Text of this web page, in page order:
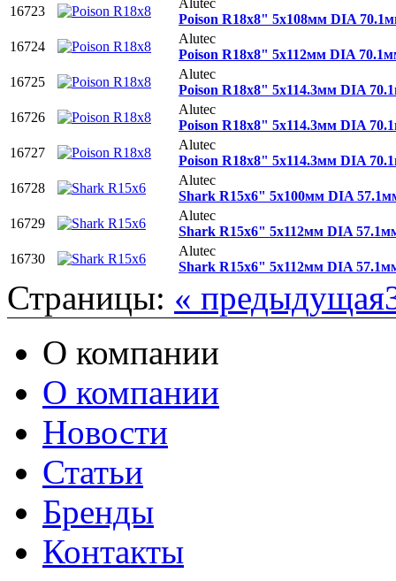
16723
Alutec
Poison R18x8" 5x108мм DIA
16724
Alutec
Poison R18x8" 5x112мм DIA
16725
Alutec
Poison R18x8" 5x114.3мм DIA
16726
Alutec
Poison R18x8" 5x114.3мм DIA
16727
Alutec
Poison R18x8" 5x114.3мм DIA
16728
Alutec
Shark R15x6" 5x100мм DIA
16729
Alutec
Shark R15x6" 5x112мм DIA
16730
Alutec
Shark R15x6" 5x112мм DIA
Страницы: « предыдущая
О компании
О компании
Новости
Статьи
Бренды
Контакты